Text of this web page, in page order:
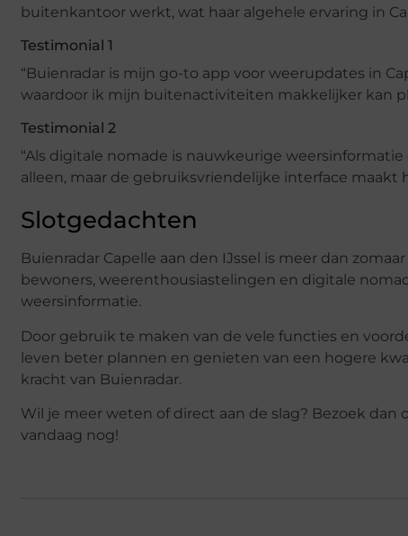
buitenkantoor werkt, wat haar algehele ervaring in
Testimonial 1
“Buienradar is mijn go-to app voor weerupdates in
waardoor ik mijn buitenactiviteiten makkelijker kan
Testimonial 2
“Als digitale nomade is nauwkeurige
alleen, maar de gebruiksvriendelijke interface maakt
Slotgedachten
Buienradar Capelle aan den IJssel is meer dan
bewoners, weerenthousiastelingen en digitale
weersinformatie.
Door gebruik te maken van de vele functies en
leven beter plannen en genieten van een hogere
kracht van Buienradar.
Wil je meer weten of direct aan de slag? Bezoek
vandaag nog!